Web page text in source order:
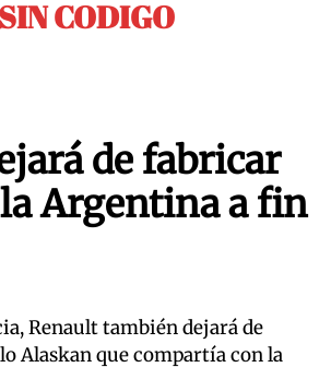
SIN CODIGO
de fabricar
Argentina a fin
Renault también dejará de
Alaskan que compartía con la